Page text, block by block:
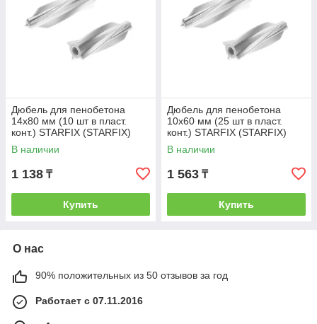
Дюбель для пенобетона
14х80 мм (10 шт в пласт.
конт.) STARFIX (STARFIX)
(SMP2-101376-10)
В наличии
1 138 ₸
Купить
Дюбель для пенобетона
10х60 мм (25 шт в пласт.
конт.) STARFIX (STARFIX)
(SMP4-97356-25)
В наличии
1 563 ₸
Купить
О нас
90% положительных из 50 отзывов за год
Работает с 07.11.2016